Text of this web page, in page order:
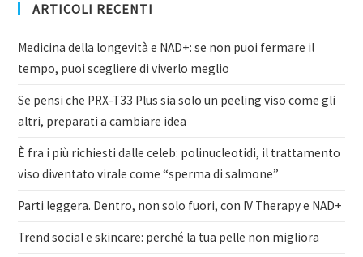
ARTICOLI RECENTI
Medicina della longevità e NAD+: se non puoi fermare il
tempo, puoi scegliere di viverlo meglio
Se pensi che PRX-T33 Plus sia solo un peeling viso come gli
altri, preparati a cambiare idea
È fra i più richiesti dalle celeb: polinucleotidi, il trattamento
viso diventato virale come “sperma di salmone”
Parti leggera. Dentro, non solo fuori, con IV Therapy e NAD+
Trend social e skincare: perché la tua pelle non migliora